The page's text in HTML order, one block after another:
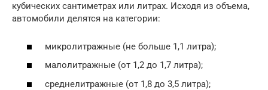
кубических сантиметрах или литрах. Исходя из объема,
автомобили делятся на категории:
микролитражные (не больше 1,1 литра);
малолитражные (от 1,2 до 1,7 литра);
среднелитражные (от 1,8 до 3,5 литра);